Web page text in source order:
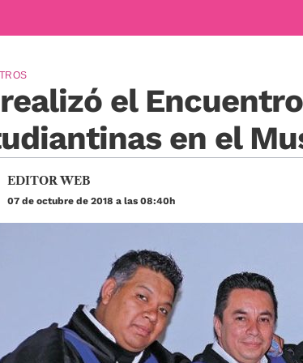
el
en el
EDITOR WEB
07 de octubre de 2018 a las 08:40h